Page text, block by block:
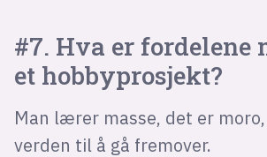
#7. Hva er fordelene
et hobbyprosjekt?
Man lærer masse, det er
verden til å gå fremover.